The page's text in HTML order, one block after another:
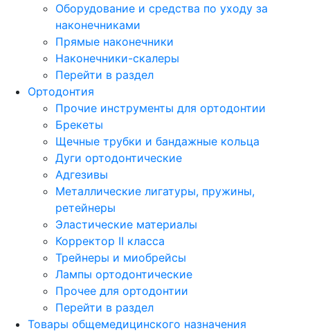
Оборудование и средства по уходу за
наконечниками
Прямые наконечники
Наконечники-скалеры
Перейти в раздел
Ортодонтия
Прочие инструменты для ортодонтии
Брекеты
Щечные трубки и бандажные кольца
Дуги ортодонтические
Адгезивы
Металлические лигатуры, пружины,
ретейнеры
Эластические материалы
Корректор II класса
Трейнеры и миобрейсы
Лампы ортодонтические
Прочее для ортодонтии
Перейти в раздел
Товары общемедицинского назначения